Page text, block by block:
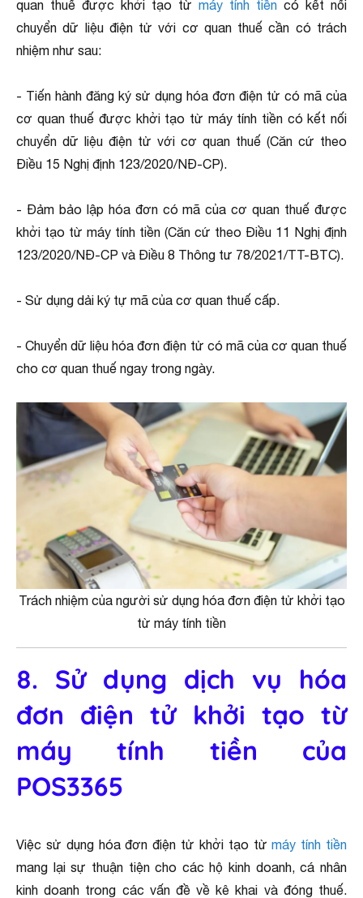
quan thuế được khởi tạo từ máy tính tiền có kết nối
chuyển dữ liệu điện tử với cơ quan thuế cần có trách
nhiệm như sau:
- Tiến hành đăng ký sử dụng hóa đơn điện tử có mã của
cơ quan thuế được khởi tạo từ máy tính tiền có kết nối
chuyển dữ liệu điện tử với cơ quan thuế (Căn cứ theo
Điều 15 Nghị định 123/2020/NĐ-CP).
- Đảm bảo lập hóa đơn có mã của cơ quan thuế được
khởi tạo từ máy tính tiền (Căn cứ theo Điều 11 Nghị định
123/2020/NĐ-CP và Điều 8 Thông tư 78/2021/TT-BTC).
- Sử dụng dải ký tự mã của cơ quan thuế cấp.
- Chuyển dữ liệu hóa đơn điện tử có mã của cơ quan thuế
cho cơ quan thuế ngay trong ngày.
Trách nhiệm của người sử dụng hóa đơn điện tử khởi tạo
từ máy tính tiền
8. Sử dụng dịch vụ hóa
đơn điện tử khởi tạo từ
máy tính tiền của
POS3365
Việc sử dụng hóa đơn điện tử khởi tạo từmáy tính tiền
mang lại sự thuận tiện cho các hộ kinh doanh, cá nhân
kinh doanh trong các vấn đề về kê khai và đóng thuế.